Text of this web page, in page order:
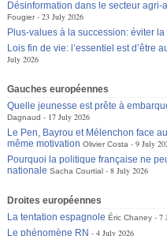
Désinformation dans le secteur agri-
Fougier
23 July 2026
Plus-values à la succession: éviter
Lois fin de vie: l’essentiel est d’être
July 2026
Gauches européennes
Quelle jeunesse est prête à
Dagnaud
17 July 2026
Le Pen, Bayrou et Mélenchon face
même motivation Olivier Costa
9 July
Pourquoi la politique française ne
nationale Sacha Courtial 8 July 2026
Droites européennes
La tentation espagnole Éric Chaney
7
Le phénomène RN
4 July 2026